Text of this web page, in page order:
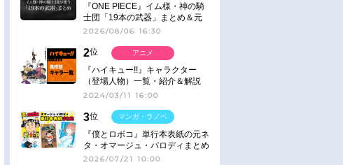
『ONE PIECE』イム様・神の騎
士団「19本の武器」まとめ＆元
ネタ
2026/08/06 16:30
2位
『ハイキュー!!』キャラクター
（登場人物）一覧・紹介＆解説
2024/03/11 16:00
アニメ
3位
『僕とロボコ』単行本表紙の元ネ
タ・オマージュ・パロディまとめ
2026/07/21 10:00
マンガ・ラノベ